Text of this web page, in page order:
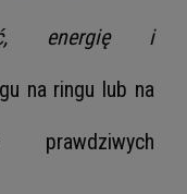
energię i
na ringu lub na
prawdziwych